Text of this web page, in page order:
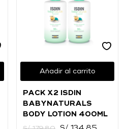
Añadir al carrito
PACK X2 ISDIN
BABYNATURALS
BODY LOTION 400ML